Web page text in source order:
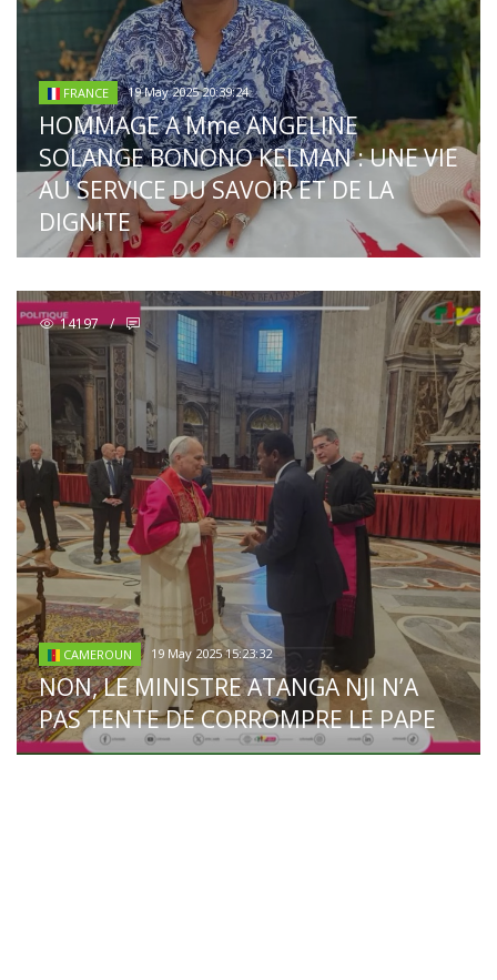
FRANCE 19 May 2025 20:39:24
HOMMAGE A Mme ANGELINE
SOLANGE BONONO KELMAN : UNE VIE
AU SERVICE DU SAVOIR ET DE LA
DIGNITE
14197 /
CAMEROUN 19 May 2025 15:23:32
NON, LE MINISTRE ATANGA NJI N’A
PAS TENTE DE CORROMPRE LE PAPE